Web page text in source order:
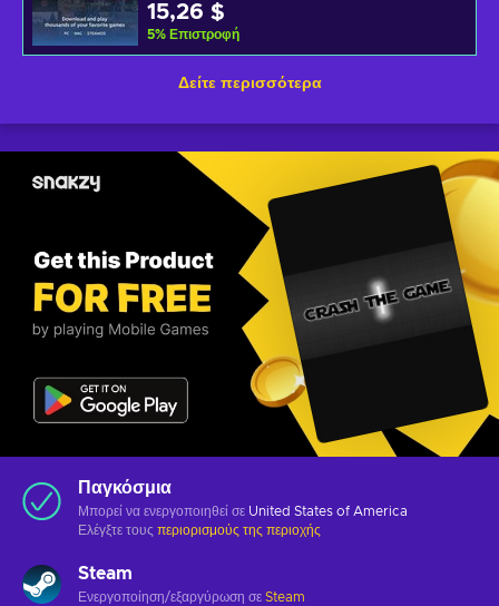
15,26 $
5% Επιστροφή
Δείτε περισσότερα
Παγκόσμια
Μπορεί να ενεργοποιηθεί σε United States of America
Ελέγξτε τους περιορισμούς της περιοχής
Steam
Ενεργοποίηση/εξαργύρωση σε Steam